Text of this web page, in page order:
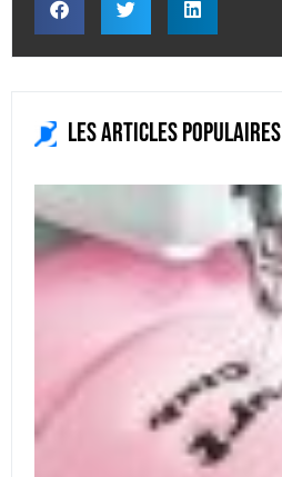
Les articles populaires